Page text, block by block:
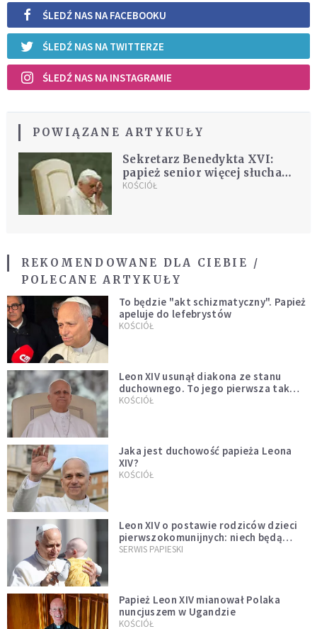
ŚLEDŹ NAS NA FACEBOOKU
ŚLEDŹ NAS NA TWITTERZE
ŚLEDŹ NAS NA INSTAGRAMIE
POWIĄZANE ARTYKUŁY
Sekretarz Benedykta XVI:
papież senior więcej słucha
muzyki, niż gra
KOŚCIÓŁ
REKOMENDOWANE DLA CIEBIE /
POLECANE ARTYKUŁY
To będzie "akt schizmatyczny". Papież
apeluje do lefebrystów
KOŚCIÓŁ
Leon XIV usunął diakona ze stanu
duchownego. To jego pierwsza tak
bezprecedensowa decyzja
KOŚCIÓŁ
Jaka jest duchowość papieża Leona
XIV?
KOŚCIÓŁ
Leon XIV o postawie rodziców dzieci
pierwszokomunijnych: niech będą
przykładem
SERWIS PAPIESKI
Papież Leon XIV mianował Polaka
nuncjuszem w Ugandzie
KOŚCIÓŁ